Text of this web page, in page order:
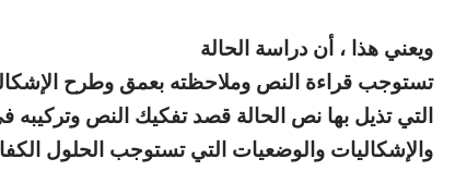
ويعني هذا ، أن دراسة الحالة
تستوجب قراءة النص وملاحظته بعمق وطرح
التي تذيل بها نص الحالة قصد تفكيك النص
والإشكاليات والوضعيات التي تستوجب الحلول